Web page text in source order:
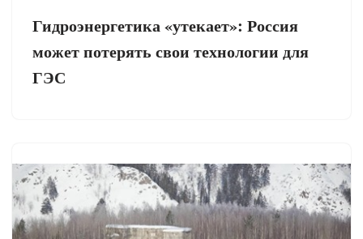
Гидроэнергетика «утекает»: Россия
может потерять свои технологии для
ГЭС